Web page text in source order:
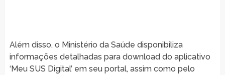
Além disso, o Ministério da Saúde disponibiliza
informações detalhadas para download do aplicativo
‘Meu SUS Digital’ em seu portal, assim como pelo